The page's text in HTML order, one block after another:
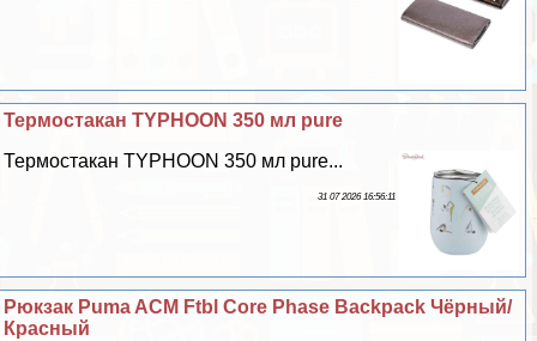
Термостакан TYPHOON 350 мл pure
Термостакан TYPHOON 350 мл pure...
31 07 2026 16:56:11
Рюкзак Puma ACM Ftbl Core Phase Backpack Чёрный/
Красный